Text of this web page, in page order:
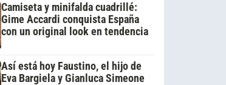
Camiseta y minifalda cuadrillé:
Gime Accardi conquista España
con un original look en tendencia
Así está hoy Faustino, el hijo de
Eva Bargiela y Gianluca Simeone